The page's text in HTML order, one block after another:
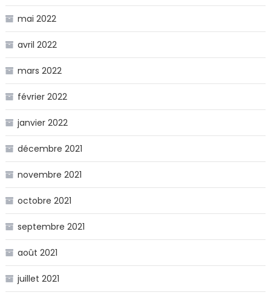
mai 2022
avril 2022
mars 2022
février 2022
janvier 2022
décembre 2021
novembre 2021
octobre 2021
septembre 2021
août 2021
juillet 2021